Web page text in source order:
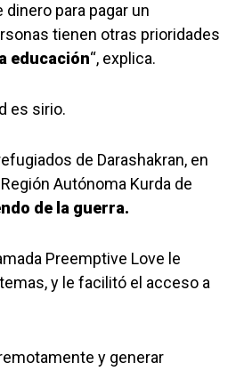
para pagar un
tienen otras prioridades
educación“, explica.
es sirio.
de Darashakran, en
Autónoma Kurda de
de la guerra.
Preemptive Love le
y le facilitó el acceso a
y generar